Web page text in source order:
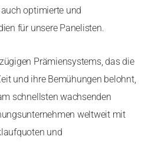
optimierte und
für unsere Panelisten.
Prämiensystems, das die
und ihre Bemühungen belohnt,
schnellsten wachsenden
weltweit mit
und